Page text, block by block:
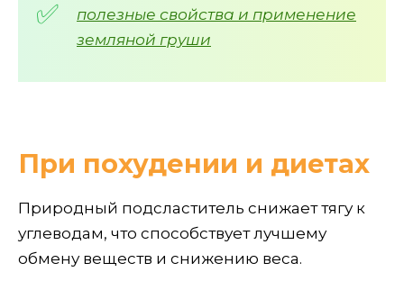
полезные свойства и применение
земляной груши
При похудении и диетах
Природный подсластитель снижает тягу к
углеводам, что способствует лучшему
обмену веществ и снижению веса.